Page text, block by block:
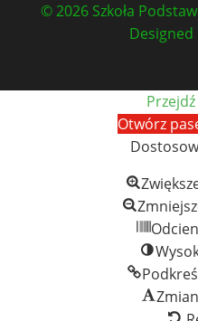
© 2026 Szkoła
Designed
Otwórz